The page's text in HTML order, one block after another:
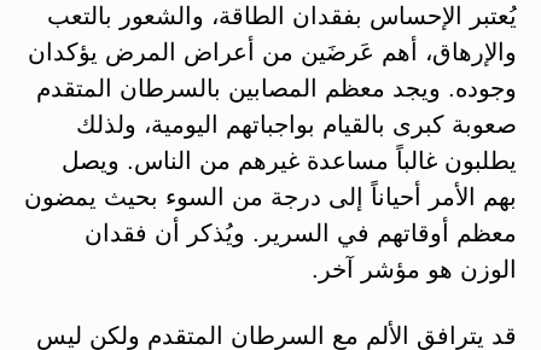
يُعتبر الإحساس بفقدان الطاقة، والشعور بالتعب
والإرهاق، أهم عَرضَين من أعراض المرض يؤكدان
وجوده. ويجد معظم المصابين بالسرطان المتقدم
صعوبة كبرى بالقيام بواجباتهم اليومية، ولذلك
يطلبون غالباً مساعدة غيرهم من الناس. ويصل
بهم الأمر أحياناً إلى درجة من السوء بحيث يمضون
معظم أوقاتهم في السرير. ويُذكر أن فقدان
الوزن هو مؤشر آخر.
قد يترافق الألم مع السرطان المتقدم ولكن ليس